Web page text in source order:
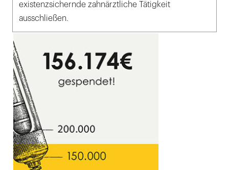
existenzsichernde zahnärztliche Tätigkeit
ausschließen.